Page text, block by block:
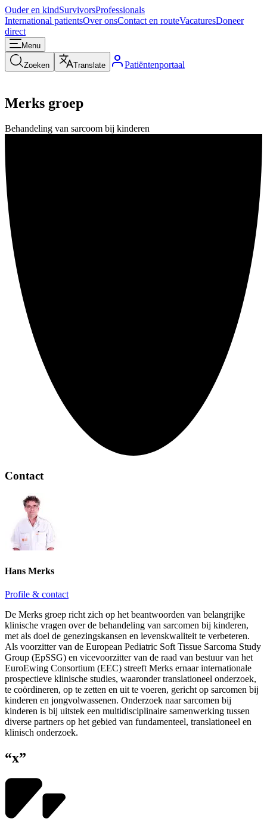
Ouder en kindSurvivorsProfessionals
International patientsOver onsContact en routeVacaturesDoneer
direct
Menu
Zoeken Translate Patiëntenportaal
Merks groep
Behandeling van sarcoom bij kinderen
Contact
Hans Merks
Profile & contact
De Merks groep richt zich op het beantwoorden van belangrijke
klinische vragen over de behandeling van sarcomen bij kinderen,
met als doel de genezingskansen en levenskwaliteit te verbeteren.
Als voorzitter van de European Pediatric Soft Tissue Sarcoma Study
Group (EpSSG) en vicevoorzitter van de raad van bestuur van het
EuroEwing Consortium (EEC) streeft Merks ernaar internationale
prospectieve klinische studies, waaronder translationeel onderzoek,
te coördineren, op te zetten en uit te voeren, gericht op sarcomen bij
kinderen en jongvolwassenen. Onderzoek naar sarcomen bij
kinderen is bij uitstek een multidisciplinaire samenwerking tussen
diverse partners op het gebied van fundamenteel, translationeel en
klinisch onderzoek.
“x”